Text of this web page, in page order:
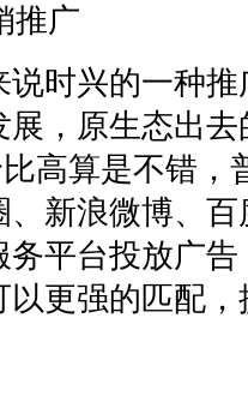
广
时兴的一种推
，原生态出
高算是不错，
、新浪微博、
平台投放广
以更强的匹配